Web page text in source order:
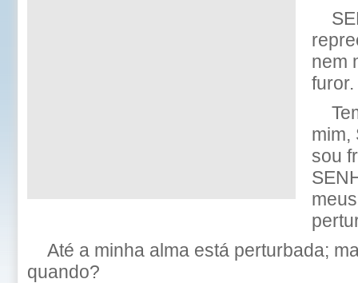
nem
furor.
mim,
sou
Até a minha alma está perturbada;
quando?